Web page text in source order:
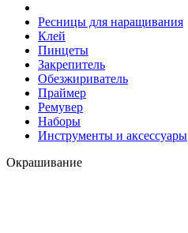
Ресницы для наращивания
Клей
Пинцеты
Закрепитель
Обезжириватель
Праймер
Ремувер
Наборы
Инструменты и аксессуары
Окрашивание